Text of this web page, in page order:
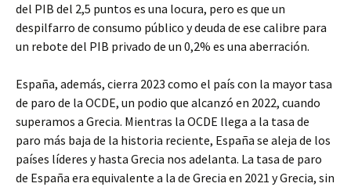
del PIB del 2,5 puntos es una locura, pero es que un
despilfarro de consumo público y deuda de ese calibre para
un rebote del PIB privado de un 0,2% es una aberración.
España, además, cierra 2023 como el país con la mayor tasa
de paro de la OCDE, un podio que alcanzó en 2022, cuando
superamos a Grecia. Mientras la OCDE llega a la tasa de
paro más baja de la historia reciente, España se aleja de los
países líderes y hasta Grecia nos adelanta. La tasa de paro
de España era equivalente a la de Grecia en 2021 y Grecia, sin